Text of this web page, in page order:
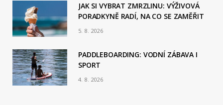
k
JAK SI VYBRAT ZMRZLINU: VÝŽIVOVÁ
PORADKYNĚ RADÍ, NA CO SE ZAMĚŘIT
5. 8. 2026
PADDLEBOARDING: VODNÍ ZÁBAVA I
SPORT
4. 8. 2026